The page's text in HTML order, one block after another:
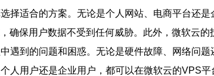
适合的方案。无论是个人网站、电商平台还是
保用户数据不受到任何威胁。此外，微软云
到的问题和困惑。无论是硬件故障、网络问
人用户还是企业用户，都可以在微软云的VPS